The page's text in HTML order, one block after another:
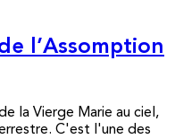
l’Assomption
la Vierge Marie au ciel,
C'est l'une des